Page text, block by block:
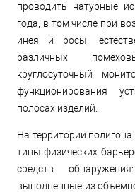
проводить натурные
года, в том числе при
инея и росы,
различных
круглосуточный
функционирования
полосах изделий.
На территории
типы физических
средств
выполненные из